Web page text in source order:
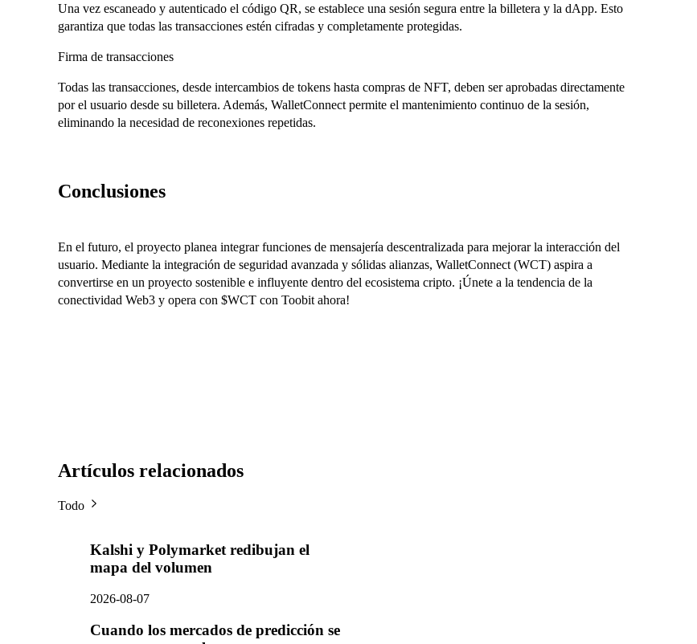
Una vez escaneado y autenticado el código QR, se establece una sesión segura entre la billetera y la dApp. Esto
garantiza que todas las transacciones estén cifradas y completamente protegidas.
Firma de transacciones
Todas las transacciones, desde intercambios de tokens hasta compras de NFT, deben ser aprobadas directamente
por el usuario desde su billetera. Además, WalletConnect permite el mantenimiento continuo de la sesión,
eliminando la necesidad de reconexiones repetidas.
Conclusiones
En el futuro, el proyecto planea integrar funciones de mensajería descentralizada para mejorar la interacción del
usuario. Mediante la integración de seguridad avanzada y sólidas alianzas, WalletConnect (WCT) aspira a
convertirse en un proyecto sostenible e influyente dentro del ecosistema cripto. ¡Únete a la tendencia de la
conectividad Web3 y opera con $WCT con Toobit ahora!
Artículos relacionados
Todo
Kalshi y Polymarket redibujan el
mapa del volumen
2026-08-07
Cuando los mercados de predicción se